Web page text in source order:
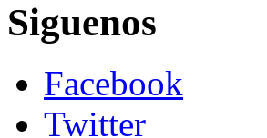
Siguenos
Facebook
Twitter